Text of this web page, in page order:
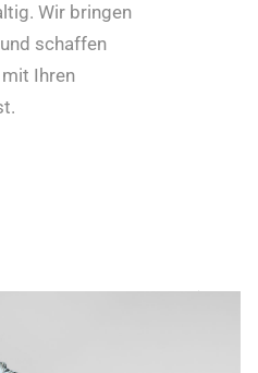
Wir bringen
schaffen
Ihren